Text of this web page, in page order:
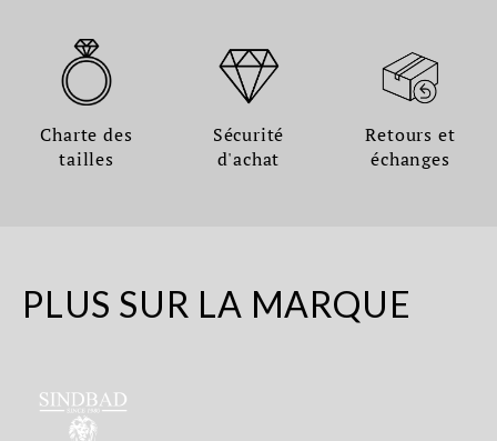
Charte des
tailles
Sécurité
d'achat
Retours et
échanges
PLUS SUR LA MARQUE